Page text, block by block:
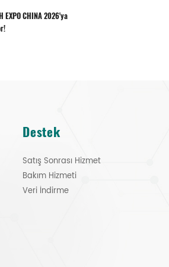
Destek
Satış Sonrası Hizmet
Bakım Hizmeti
Veri İndirme